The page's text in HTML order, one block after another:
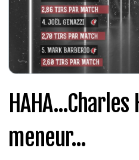
meneur...